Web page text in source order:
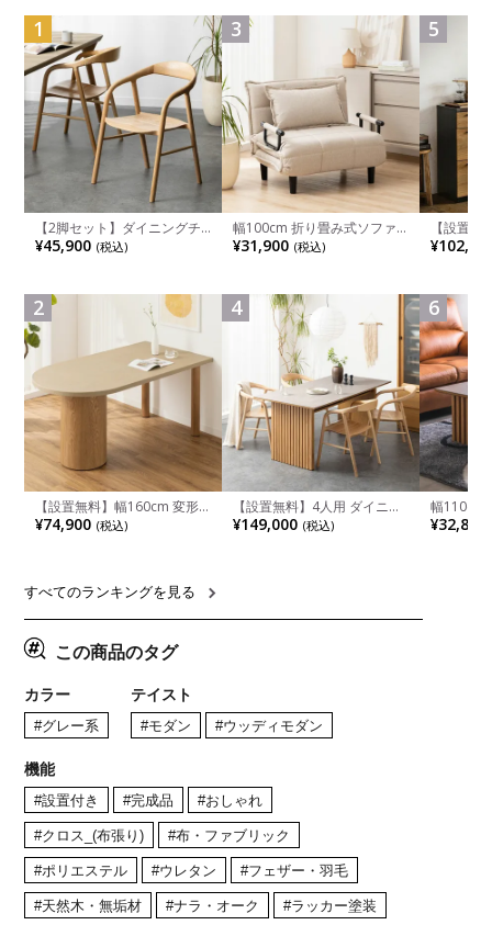
1
【2脚セット】ダイニングチ
ェア 木製 LUGA 肘付き チェ
ア 天然木 リビング椅子 板座
ュラル ブラウン 完成品
¥45,900 (税込)
2
【設置無料】幅160cm 変形
半円 ダイニングテーブル モ
ルタル風 LENAS コンクリー
リア風 グレージュ
¥74,900 (税込)
3
幅100cm 折り畳み式ソファ
ベッド コンパクト リクライ
ニング カウチスタイル 省ス
¥31,900 (税込)
4
【設置無料】4人用 ダイニン
グテーブルセット 5点 LUGA
セラミックテーブル おしゃれ
¥149,000 (税込)
5
【設置
チンカウ
板 引き出
れ ウッデ
ル グレー
6
幅110cm
木目調 リ
付き 長方
¥32,800
すべてのランキングを見る
この商品のタグ
カラー
#グレー系
テイスト
#モダン #ウッディモダン
機能
#設置付き #完成品 #おしゃれ
#クロス_(布張り) #布・ファブリック
#ポリエステル #ウレタン #フェザー・羽毛
#天然木・無垢材 #ナラ・オーク #ラッカー塗装